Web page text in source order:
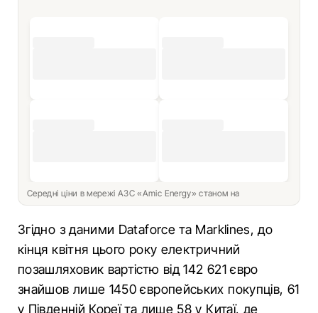
Середні ціни в мережі АЗС «Amic Energy» станом на
Згідно з даними Dataforce та Marklines, до
кінця квітня цього року електричний
позашляховик вартістю від 142 621 євро
знайшов лише 1450 європейських покупців, 61
у Південній Кореї та лише 58 у Китаї, де